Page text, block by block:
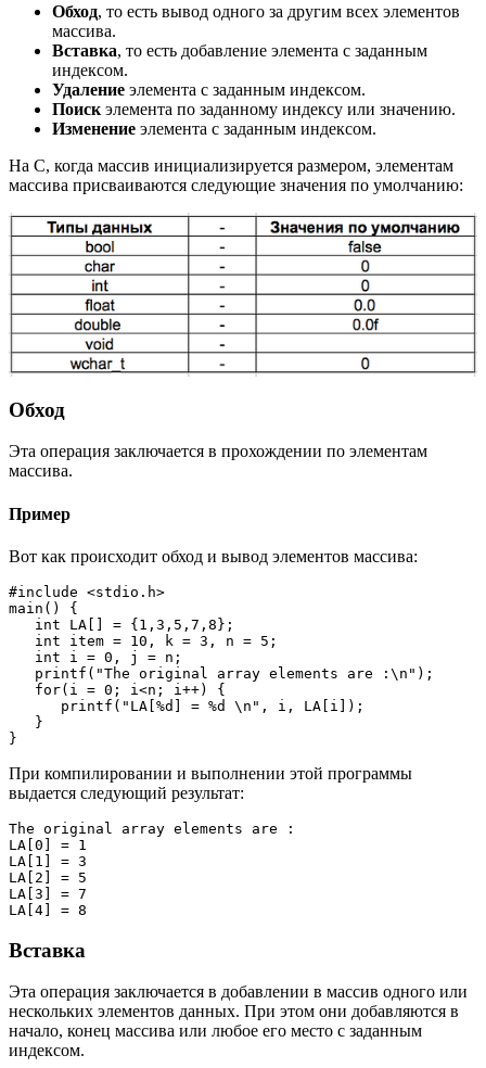
Обход, то есть вывод одного за другим всех элементов
массива.
Вставка, то есть добавление элемента с заданным
индексом.
Удаление элемента с заданным индексом.
Поиск элемента по заданному индексу или значению.
Изменение элемента с заданным индексом.
На C, когда массив инициализируется размером, элементам
массива присваиваются следующие значения по умолчанию:
Обход
Эта операция заключается в прохождении по элементам
массива.
Пример
Вот как происходит обход и вывод элементов массива:
#include <stdio.h>
main() {
}
При компилировании и выполнении этой программы
выдается следующий результат:
The original array elements are :
LA[0] = 1
LA[1] = 3
LA[2] = 5
LA[3] = 7
LA[4] = 8
Вставка
Эта операция заключается в добавлении в массив одного или
нескольких элементов данных. При этом они добавляются в
начало, конец массива или любое его место с заданным
индексом.